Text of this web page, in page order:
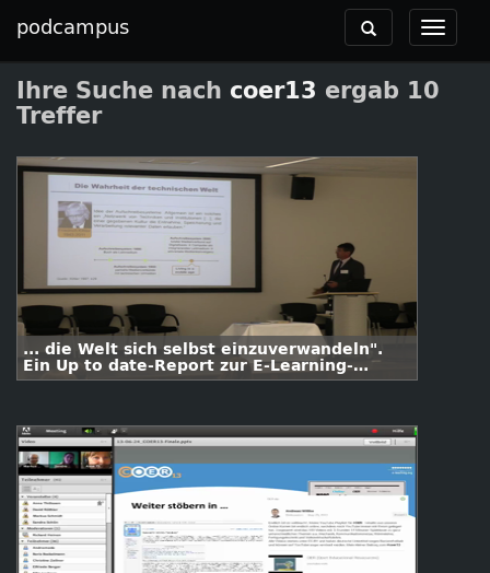
podcampus
Toggle
Toggle
navigation
Ihre Suche nach coer13 ergab 10
Treffer
... die Welt sich selbst einzuverwandeln".
Ein Up to date-Report zur E-Learning-
Entwicklung an Hochschulen